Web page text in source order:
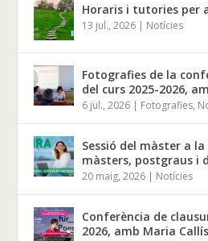
Horaris i tutories per
13 jul., 2026 | Notícies
Fotografies de la
del curs 2025-2026,
6 jul., 2026 | Fotografies,
Sessió del màster a
màsters, postgraus i
20 maig, 2026 | Notícies
Conferència de
2026, amb Maria Callís